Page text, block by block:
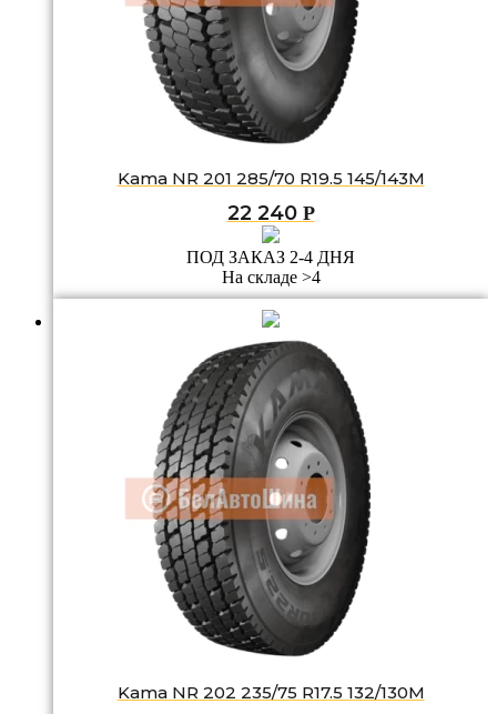
Kama NR 201 285/70 R19.5 145/143M
22 240 Р
ПОД ЗАКАЗ 2-4 ДНЯ
На складе >4
Kama NR 202 235/75 R17.5 132/130M